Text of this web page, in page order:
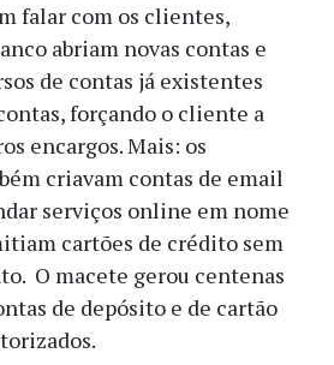
falar com os clientes,
abriam novas contas e
de contas já existentes
forçando o cliente a
encargos. Mais: os
criavam contas de email
serviços online em nome
cartões de crédito sem
O macete gerou centenas
de depósito e de cartão